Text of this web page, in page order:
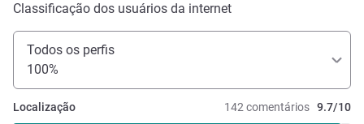
Classificação dos usuários da internet
Todos os perfis
100%
142 comentários 9.7/10
Localização